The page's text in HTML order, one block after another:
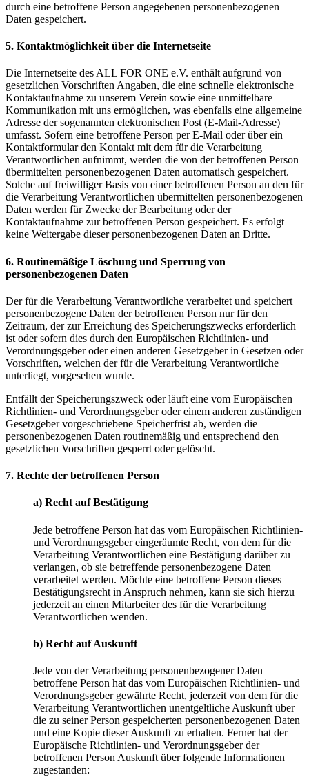
durch eine betroffene Person angegebenen personenbezogenen
Daten gespeichert.
5. Kontaktmöglichkeit über die Internetseite
Die Internetseite des ALL FOR ONE e.V. enthält aufgrund von
gesetzlichen Vorschriften Angaben, die eine schnelle elektronische
Kontaktaufnahme zu unserem Verein sowie eine unmittelbare
Kommunikation mit uns ermöglichen, was ebenfalls eine allgemeine
Adresse der sogenannten elektronischen Post (E-Mail-Adresse)
umfasst. Sofern eine betroffene Person per E-Mail oder über ein
Kontaktformular den Kontakt mit dem für die Verarbeitung
Verantwortlichen aufnimmt, werden die von der betroffenen Person
übermittelten personenbezogenen Daten automatisch gespeichert.
Solche auf freiwilliger Basis von einer betroffenen Person an den für
die Verarbeitung Verantwortlichen übermittelten personenbezogenen
Daten werden für Zwecke der Bearbeitung oder der
Kontaktaufnahme zur betroffenen Person gespeichert. Es erfolgt
keine Weitergabe dieser personenbezogenen Daten an Dritte.
6. Routinemäßige Löschung und Sperrung von
personenbezogenen Daten
Der für die Verarbeitung Verantwortliche verarbeitet und speichert
personenbezogene Daten der betroffenen Person nur für den
Zeitraum, der zur Erreichung des Speicherungszwecks erforderlich
ist oder sofern dies durch den Europäischen Richtlinien- und
Verordnungsgeber oder einen anderen Gesetzgeber in Gesetzen oder
Vorschriften, welchen der für die Verarbeitung Verantwortliche
unterliegt, vorgesehen wurde.
Entfällt der Speicherungszweck oder läuft eine vom Europäischen
Richtlinien- und Verordnungsgeber oder einem anderen zuständigen
Gesetzgeber vorgeschriebene Speicherfrist ab, werden die
personenbezogenen Daten routinemäßig und entsprechend den
gesetzlichen Vorschriften gesperrt oder gelöscht.
7. Rechte der betroffenen Person
a) Recht auf Bestätigung
Jede betroffene Person hat das vom Europäischen Richtlinien-
und Verordnungsgeber eingeräumte Recht, von dem für die
Verarbeitung Verantwortlichen eine Bestätigung darüber zu
verlangen, ob sie betreffende personenbezogene Daten
verarbeitet werden. Möchte eine betroffene Person dieses
Bestätigungsrecht in Anspruch nehmen, kann sie sich hierzu
jederzeit an einen Mitarbeiter des für die Verarbeitung
Verantwortlichen wenden.
b) Recht auf Auskunft
Jede von der Verarbeitung personenbezogener Daten
betroffene Person hat das vom Europäischen Richtlinien- und
Verordnungsgeber gewährte Recht, jederzeit von dem für die
Verarbeitung Verantwortlichen unentgeltliche Auskunft über
die zu seiner Person gespeicherten personenbezogenen Daten
und eine Kopie dieser Auskunft zu erhalten. Ferner hat der
Europäische Richtlinien- und Verordnungsgeber der
betroffenen Person Auskunft über folgende Informationen
zugestanden: